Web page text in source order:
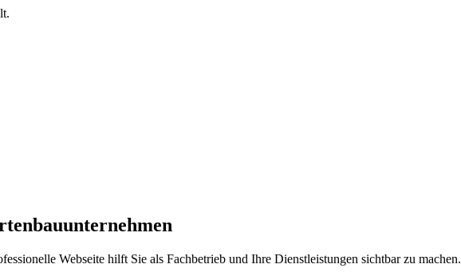
Webseite hilft Sie als Fachbetrieb und Ihre Dienstleistungen sichtbar zu machen.